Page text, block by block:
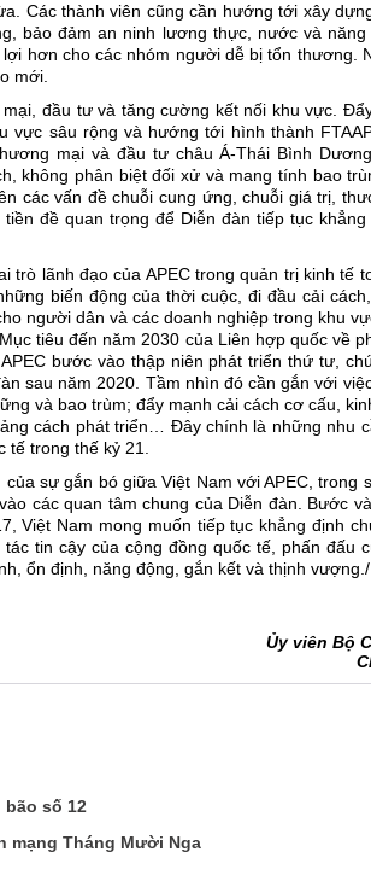
Các thành viên cũng cần hướng tới xây
bảo đảm an ninh lương thực, nước và
hơn cho các nhóm người dễ bị tổn thương.
mới.
đầu tư và tăng cường kết nối khu vực.
vực sâu rộng và hướng tới hình thành
mại và đầu tư châu Á-Thái Bình
không phân biệt đối xử và mang tính bao
các vấn đề chuỗi cung ứng, chuỗi giá trị,
đề quan trọng để Diễn đàn tiếp tục
trò lãnh đạo của APEC trong quản trị kinh tế
biến động của thời cuộc, đi đầu cải
người dân và các doanh nghiệp trong khu
tiêu đến năm 2030 của Liên hợp quốc về
bước vào thập niên phát triển thứ tư,
sau năm 2020. Tầm nhìn đó cần gắn với
và bao trùm; đẩy mạnh cải cách cơ cấu,
cách phát triển… Đây chính là những nhu
trong thế kỷ 21.
sự gắn bó giữa Việt Nam với APEC,
các quan tâm chung của Diễn đàn. Bước
Việt Nam mong muốn tiếp tục khẳng định
tin cậy của cộng đồng quốc tế, phấn đấu
ổn định, năng động, gắn kết và thịnh vượng./.
Ủy viên Bộ
số 12
mạng Tháng Mười Nga